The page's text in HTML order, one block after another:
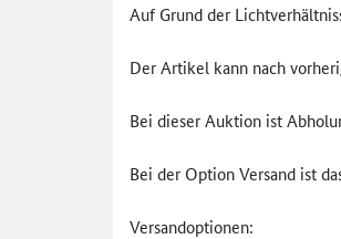
Auf Grund der
Der Artikel kann nach
Bei dieser Auktion ist
Bei der Option Versand ist
Versandoptionen: